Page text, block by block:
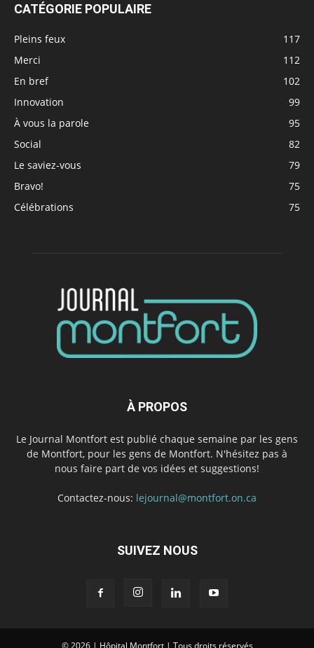
CATÉGORIE POPULAIRE
Pleins feux
117
Merci
112
En bref
102
Innovation
99
À vous la parole
95
Social
82
Le saviez-vous
79
Bravo!
75
Célébrations
75
À PROPOS
Le Journal Montfort est publié chaque semaine par les gens
de Montfort, pour les gens de Montfort. N'hésitez pas à
nous faire part de vos idées et suggestions!
Contactez-nous: lejournal@montfort.on.ca
SUIVEZ NOUS